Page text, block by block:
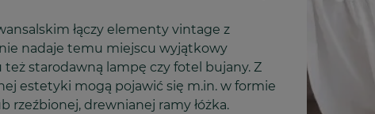
łączy elementy vintage z
nadaje temu miejscu wyjątkowy
starodawną lampę czy fotel bujany. Z
estetyki mogą pojawić się m.in. w formie
rzeźbionej, drewnianej ramy łóżka.